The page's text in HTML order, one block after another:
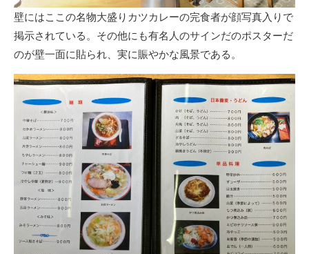
壁にはここの名物大盛りカツカレーの完食者が顔写真入りで
掲示されている。その他にも有名人のサインだのポスターだ
のが壁一面に貼られ、実に賑やかな風景である。